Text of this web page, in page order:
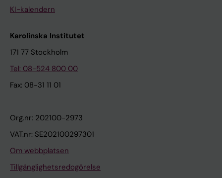
KI-kalendern
Karolinska Institutet
171 77 Stockholm
Tel: 08-524 800 00
Fax: 08-31 11 01
Org.nr: 202100-2973
VAT.nr: SE202100297301
Om webbplatsen
Tillgänglighetsredogörelse